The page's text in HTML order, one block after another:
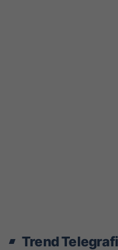
Trend Telegrafi